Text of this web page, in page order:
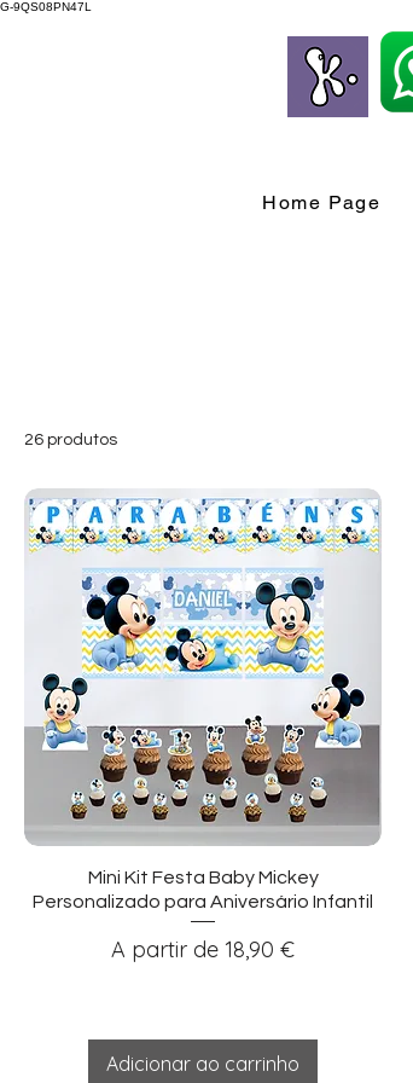
G-9QS08PN47L
Home Page
26 produtos
Visualização rápida
Mini Kit Festa Baby Mickey
Personalizado para Aniversário Infantil
A partir de 18,90 €
Preço promocional
Adicionar ao carrinho